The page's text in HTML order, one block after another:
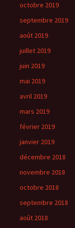
octobre 2019
septembre 2019
août 2019
juillet 2019
juin 2019
mai 2019
avril 2019
mars 2019
février 2019
janvier 2019
décembre 2018
novembre 2018
octobre 2018
septembre 2018
août 2018